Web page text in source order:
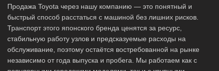
Продажа Toyota через нашу компанию — это понятный и
быстрый способ расстаться с машиной без лишних рисков.
Транспорт этого японского бренда ценятся за ресурс,
стабильную работу узлов и предсказуемые расходы на
обслуживание, поэтому остаётся востребованной на рынке
независимо от года выпуска и пробега. Мы работаем как с